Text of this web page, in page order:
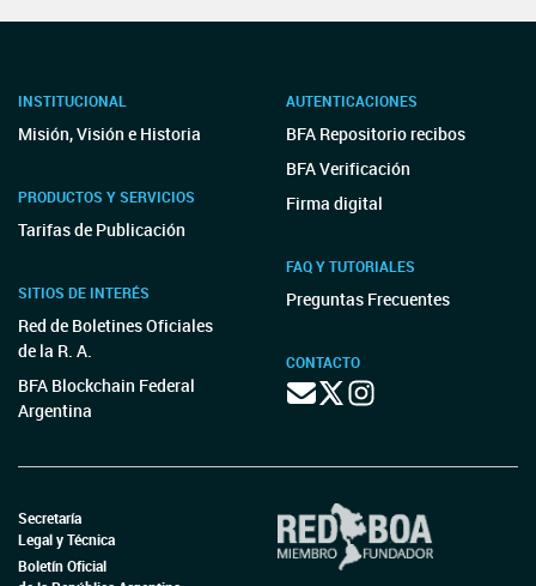
INSTITUCIONAL
Misión, Visión e Historia
PRODUCTOS Y SERVICIOS
Tarifas de Publicación
SITIOS DE INTERÉS
Red de Boletines Oficiales
de la R. A.
BFA Blockchain Federal
Argentina
AUTENTICACIONES
BFA Repositorio recibos
BFA Verificación
Firma digital
FAQ Y TUTORIALES
Preguntas Frecuentes
CONTACTO
Secretaría
Legal y Técnica
Boletín Oficial